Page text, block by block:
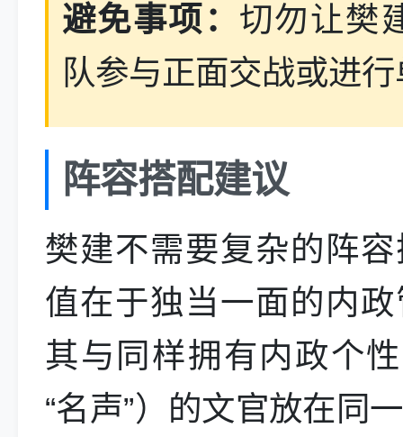
避免事项： 切勿让樊
队参与正面交战或进
阵容搭配建议
樊建不需要复杂的阵
值在于独当一面的内
其与同样拥有内政个
“名声”）的文官放在同